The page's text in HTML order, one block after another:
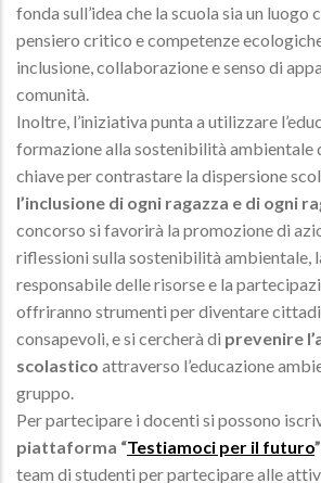
fonda sull’idea che la scuola sia un luogo
pensiero critico e competenze
inclusione, collaborazione e senso di
comunità.
Inoltre, l’iniziativa punta a utilizzare
formazione alla sostenibilità ambientale
chiave per contrastare la dispersione
l’inclusione di ogni ragazza e di ogni
concorso si favorirà la promozione di
riflessioni sulla sostenibilità ambientale,
responsabile delle risorse e la
offriranno strumenti per diventare
consapevoli, e si cercherà di prevenire
scolastico attraverso l’educazione
gruppo.
Per partecipare i docenti si possono
piattaforma “Testiamoci per il futuro”
team di studenti per partecipare alle